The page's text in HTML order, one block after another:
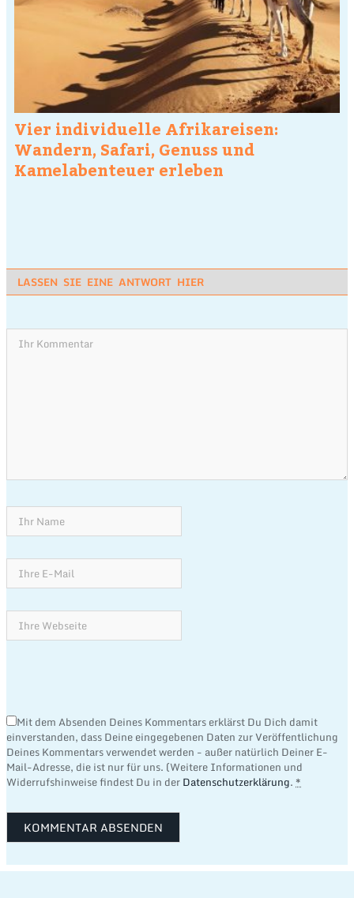
Vier individuelle Afrikareisen:
Wandern, Safari, Genuss und
Kamelabenteuer erleben
LASSEN SIE EINE ANTWORT HIER
Mit dem Absenden Deines Kommentars erklärst Du Dich damit
einverstanden, dass Deine eingegebenen Daten zur Veröffentlichung
Deines Kommentars verwendet werden - außer natürlich Deiner E-
Mail-Adresse, die ist nur für uns. (Weitere Informationen und
Widerrufshinweise findest Du in derDatenschutzerklärung.*